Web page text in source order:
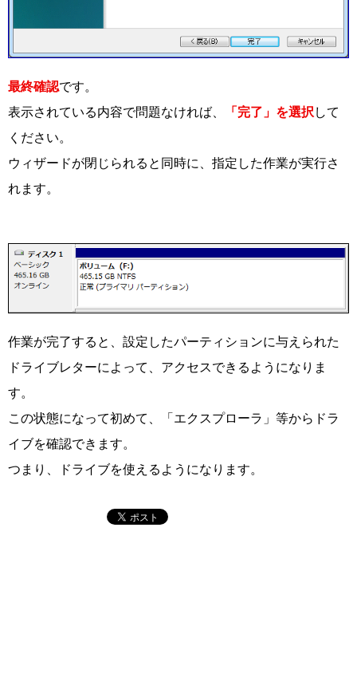
最終確認です。
表示されている内容で問題なければ、
「完了」を選択 して
ください。
ウィザードが閉じられると同時に、指定した作業が実行さ
れます。
作業が完了すると、設定したパーティションに与えられた
ドライブレターによって、アクセスできるようになりま
す。
この状態になって初めて、「エクスプローラ」等からドラ
イブを確認できます。
つまり、ドライブを使えるようになります。